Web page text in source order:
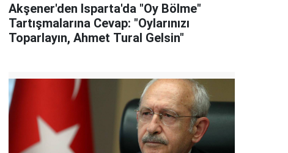
Akşener'den Isparta'da "Oy Bölme"
Tartışmalarına Cevap: "Oylarınızı
Toparlayın, Ahmet Tural Gelsin"